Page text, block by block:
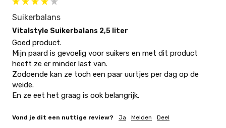
Suikerbalans
Vitalstyle Suikerbalans 2,5 liter
Goed product.
Mijn paard is gevoelig voor suikers en met dit product
heeft ze er minder last van.
Zodoende kan ze toch een paar uurtjes per dag op de
weide.
En ze eet het graag is ook belangrijk.
Vond je dit een nuttige review? Ja Melden Deel